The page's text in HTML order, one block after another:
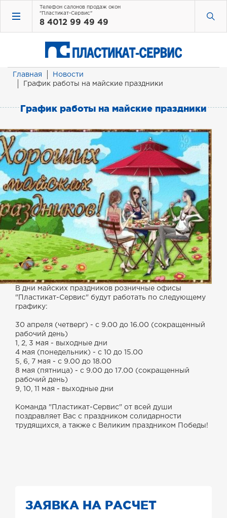
Телефон салонов продаж окон
"Пластикат-Сервис"
8 4012 99 49 49
Главная
Новости
График работы на майские праздники
График работы на майские праздники
В дни майских праздников розничные офисы
"Пластикат-Сервис" будут работать по следующему
графику:
30 апреля (четверг) - с 9.00 до 16.00 (сокращенный
рабочий день)
1, 2, 3 мая - выходные дни
4 мая (понедельник) - с 10 до 15.00
5, 6, 7 мая - с 9.00 до 18.00
8 мая (пятница) - с 9.00 до 17.00 (сокращенный
рабочий день)
9, 10, 11 мая - выходные дни
Команда "Пластикат-Сервис" от всей души
поздравляет Вас с праздником солидарности
трудящихся, а также с Великим праздником Победы!
ЗАЯВКА НА РАСЧЕТ